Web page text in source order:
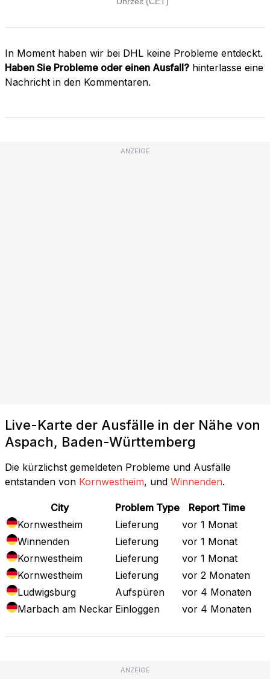
In Moment haben wir bei DHL keine Probleme entdeckt.
Haben Sie Probleme oder einen Ausfall? hinterlasse eine
Nachricht in den Kommentaren.
ANZEIGE
Live-Karte der Ausfälle in der Nähe von
Aspach, Baden-Württemberg
Die kürzlichst gemeldeten Probleme und Ausfälle
entstanden von Kornwestheim, und Winnenden.
City Problem Type
Report Time
Kornwestheim
Lieferung
vor 1 Monat
Winnenden
Lieferung
vor 1 Monat
Kornwestheim
Lieferung
vor 1 Monat
Kornwestheim
Lieferung
vor 2 Monaten
Ludwigsburg
Aufspüren
vor 4 Monaten
Marbach am Neckar Einloggen vor 4 Monaten
ANZEIGE